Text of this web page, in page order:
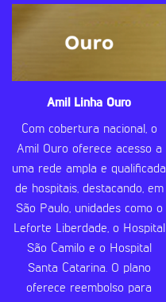
Amil Linha Ouro
Com cobertura nacional, o
Amil Ouro oferece acesso a
uma rede ampla e qualificada
de hospitais, destacando, em
São Paulo, unidades como o
Leforte Liberdade, o Hospital
São Camilo e o Hospital
Santa Catarina. O plano
oferece reembolso para